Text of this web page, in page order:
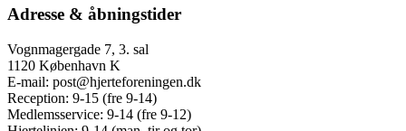
Adresse & åbningstider
Vognmagergade 7, 3. sal
1120 København K
E-mail: post@hjerteforeningen.dk
Reception: 9-15 (fre 9-14)
Medlemsservice: 9-14 (fre 9-12)